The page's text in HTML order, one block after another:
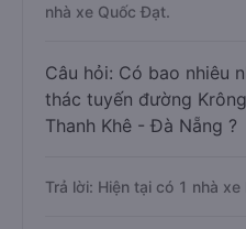
nhà xe Quốc Đạt.
Câu hỏi: Có bao nhiêu
thác tuyến đường
Thanh Khê - Đà Nẵng ?
Trả lời: Hiện tại có 1 nhà